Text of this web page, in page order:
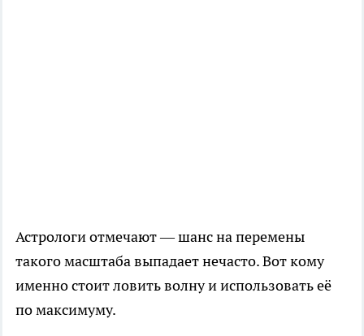
Астрологи отмечают — шанс на перемены
такого масштаба выпадает нечасто. Вот кому
именно стоит ловить волну и использовать её
по максимуму.